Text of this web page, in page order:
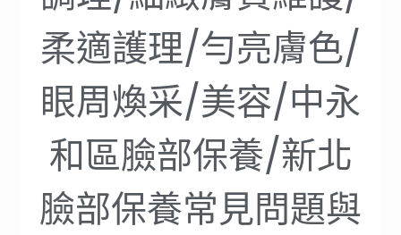
柔適護理/勻亮膚色/
眼周煥采/美容/中永
和區臉部保養/新北
臉部保養常見問題與